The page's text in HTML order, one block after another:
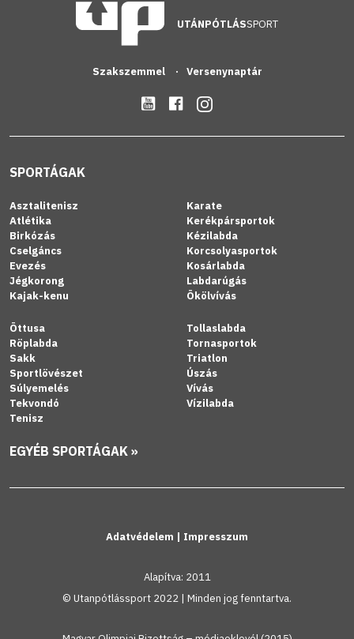
UTÁNPÓTLÁSSPORT
Szakszemmel Versenynaptár
SPORTÁGAK
Asztalitenisz
Atlétika
Birkózás
Cselgáncs
Evezés
Jégkorong
Kajak-kenu
Karate
Kerékpársportok
Kézilabda
Korcsolyasportok
Kosárlabda
Labdarúgás
Ökölvívás
Öttusa
Röplabda
Sakk
Sportlövészet
Súlyemelés
Tekvondó
Tenisz
Tollaslabda
Tornasportok
Triatlon
Úszás
Vívás
Vízilabda
EGYÉB SPORTÁGAK »
Adatvédelem | Impresszum
Alapítva: 2011
© Utanpótlássport 2022 | Minden jog fenntartva.